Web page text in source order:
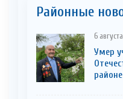
Районные
6
Умер